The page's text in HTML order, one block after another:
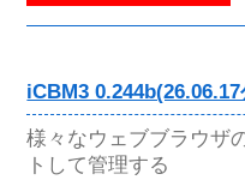
iCBM3
様々なウェブブラウザ
トして管理する